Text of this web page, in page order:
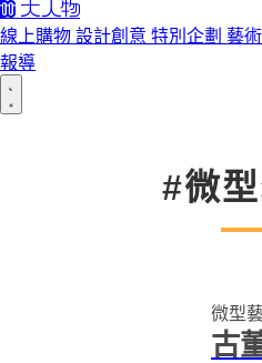
線上購物 設計創意 特別企劃 藝
報導
#微
微型
古